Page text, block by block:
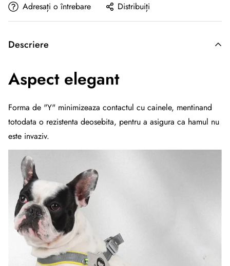
Adresați o întrebare Distribuiți
Descriere
Aspect elegant
Forma de "Y" minimizeaza contactul cu cainele, mentinand
totodata o rezistenta deosebita, pentru a asigura ca hamul nu
este invaziv.